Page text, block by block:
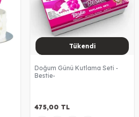
Tükendi
Doğum Günü Kutlama Seti -
Bestie-
475,00 TL